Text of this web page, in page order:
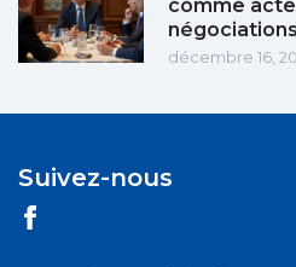
comme
décembre 16,
Suivez-nous